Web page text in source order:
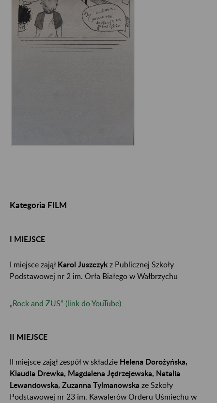
Kategoria FILM
I MIEJSCE
I miejsce zajął Karol Juszczyk z Publicznej Szkoły
Podstawowej nr 2 im. Orła Białego w Wałbrzychu
„Rock and ZUS” (link do YouTube)
II MIEJSCE
II miejsce zajął zespół w składzie Helena Dorożyńska,
Klaudia Drewka, Magdalena Jędrzejewska, Natalia
Lewandowska, Zuzanna Tylmanowska ze Szkoły
Podstawowej nr 23 im. Kawalerów Orderu Uśmiechu w